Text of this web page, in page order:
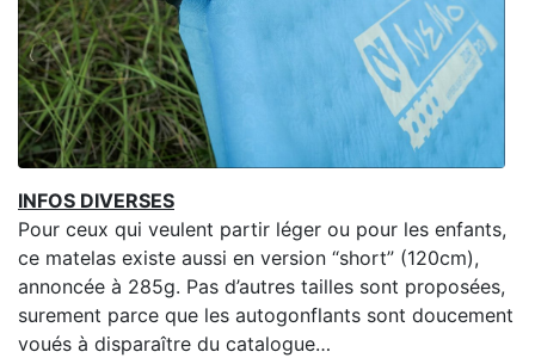
INFOS DIVERSES
Pour ceux qui veulent partir léger ou pour les enfants,
ce matelas existe aussi en version “short” (120cm),
annoncée à 285g. Pas d’autres tailles sont proposées,
surement parce que les autogonflants sont doucement
voués à disparaître du catalogue…